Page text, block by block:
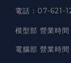
電話：07-621-
模型部 營業時間
電腦部 營業時間